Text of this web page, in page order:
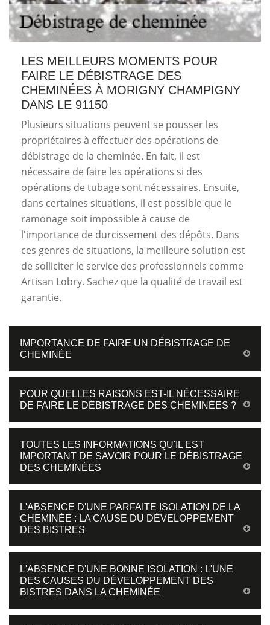
LES MEILLEURS MOMENTS POUR
FAIRE LE DÉBISTRAGE DES
CHEMINÉES À MORIGNY CHAMPIGNY
DANS LE 91150
Plusieurs situations peuvent se pousser les
propriétaires à effectuer des opérations de
débistrage de la cheminée. En fait, il est
nécessaire de faire les opérations si des
opérations de tubage sont nécessaires. Ensuite,
dans certaines situations, il est possible que le
ramonage soit impossible à cause de
l'importance de durcissement des dépôts. Dans
ces genres de situations, la meilleure solution est
de solliciter le service des professionnels comme
Artisan Lobry. Sachez que la qualité de travail est
garantie.
IMPORTANCE DE FAIRE UN DÉBISTRAGE DE
CHEMINÉE
POUR QUELLES RAISONS EST-IL NÉCESSAIRE
DE FAIRE LE DÉBISTRAGE DES CHEMINÉES ?
TOUTES LES INFORMATIONS QU'IL EST
IMPORTANT DE SAVOIR POUR LE DÉBISTRAGE
DES CHEMINÉES
L'ABSENCE D'UNE PARFAITE ISOLATION DE LA
CHEMINÉE : LA CAUSE DU DÉVELOPPEMENT
DES BISTRES
L'ABSENCE D'UNE BONNE ISOLATION : L'UNE
DES CAUSES DU DÉVELOPPEMENT DES
BISTRES DANS LA CHEMINÉE